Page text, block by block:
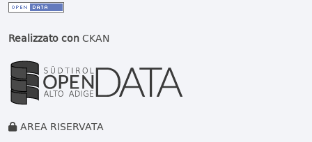
Realizzato conCKAN
AREA RISERVATA